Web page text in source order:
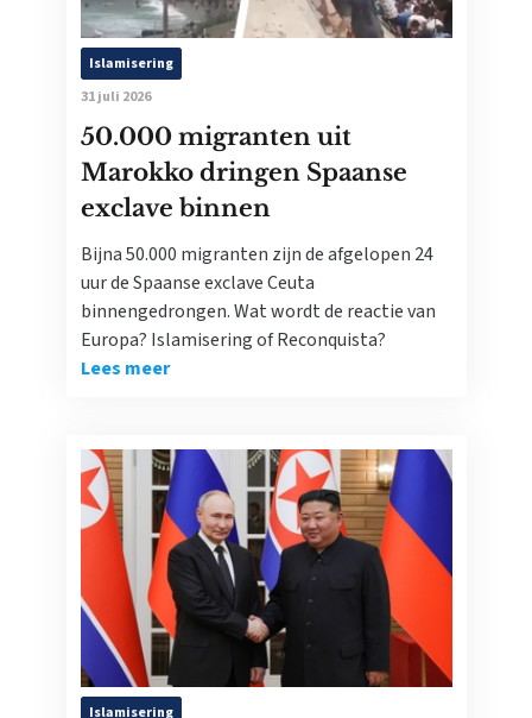
Islamisering
31 juli 2026
50.000 migranten uit
Marokko dringen Spaanse
exclave binnen
Bijna 50.000 migranten zijn de afgelopen 24
uur de Spaanse exclave Ceuta
binnengedrongen. Wat wordt de reactie van
Europa? Islamisering of Reconquista?
Lees meer
Islamisering